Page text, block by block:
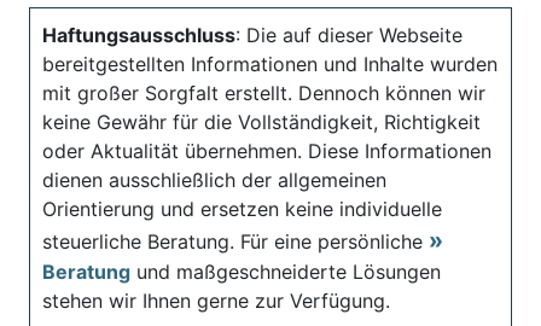
Haftungsausschluss: Die auf dieser Webseite
bereitgestellten Informationen und Inhalte wurden
mit großer Sorgfalt erstellt. Dennoch können wir
keine Gewähr für die Vollständigkeit, Richtigkeit
oder Aktualität übernehmen. Diese Informationen
dienen ausschließlich der allgemeinen
Orientierung und ersetzen keine individuelle
steuerliche Beratung. Für eine persönliche
Beratung und maßgeschneiderte Lösungen
stehen wir Ihnen gerne zur Verfügung.